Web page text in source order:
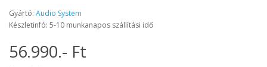
Gyártó: Audio System
Készletinfó: 5-10 munkanapos szállítási idő
56.990.- Ft